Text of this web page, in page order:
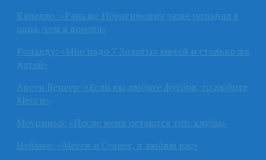
Капелло: «Раньше Ибрагимович чаще попадал в
окна, чем в ворота»
Роналду: «Мне надо 7 Золотых мячей и столько же
детей»
Арсен Венгер: «Если вы любите футбол, то любите
Месси»
Моуриньо: «После меня остаются топ-клубы»
Неймар: «Месси и Суарес, я люблю вас»